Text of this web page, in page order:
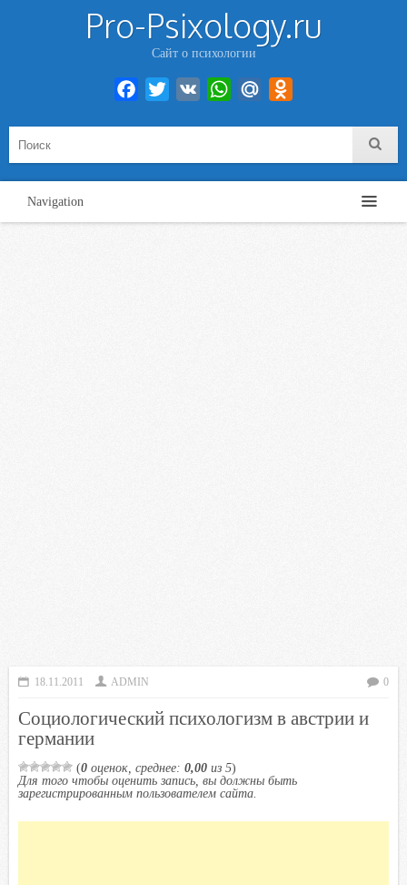
Pro-Psixology.ru
Сайт о психологии
Facebook
Twitter VK WhatsAppMail.Ru
Navigation
18.11.2011 ADMIN 0
Социологический психологизм в австрии и
германии
(0 оценок, среднее: 0,00 из 5)
Для того чтобы оценить запись, вы должны быть
зарегистрированным пользователем сайта.